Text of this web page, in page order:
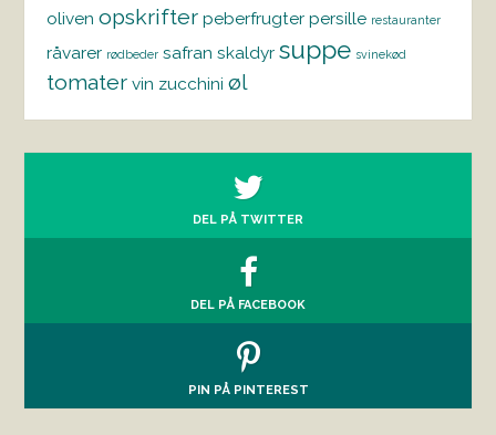
oliven opskrifter peberfrugter persille restauranter
råvarer rødbeder safran skaldyr suppe svinekød
tomater vin zucchini øl
DEL PÅ TWITTER
DEL PÅ FACEBOOK
PIN PÅ PINTEREST